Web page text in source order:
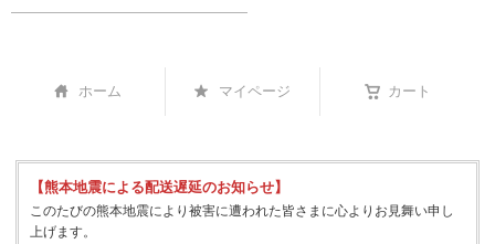
ホーム マイページ カート
【熊本地震による配送遅延のお知らせ】
このたびの熊本地震により被害に遭われた皆さまに心よりお見舞い申し
上げます。